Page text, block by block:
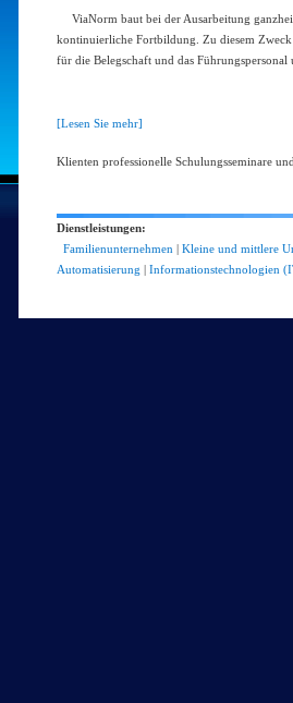
ViaNorm baut bei der Ausarbeitung
kontinuierliche Fortbildung. Zu diesem
für die Belegschaft und das Führungspersonal
[Lesen Sie mehr]
Klienten professionelle Schulungsseminare
Dienstleistungen:
Familienunternehmen | Kleine und mittlere
Automatisierung | Informationstechnologien